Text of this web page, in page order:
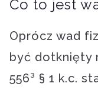
Co to jest
Oprócz wad
być dotknięty
556³ § 1 k.c.